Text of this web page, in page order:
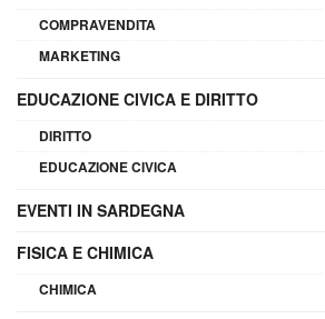
COMPRAVENDITA
MARKETING
EDUCAZIONE CIVICA E DIRITTO
DIRITTO
EDUCAZIONE CIVICA
EVENTI IN SARDEGNA
FISICA E CHIMICA
CHIMICA